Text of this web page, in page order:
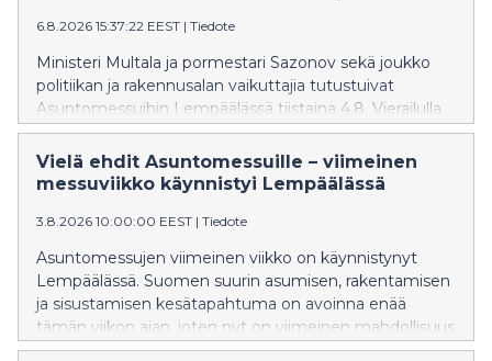
6.8.2026 15:37:22 EEST | Tiedote
Ministeri Multala ja pormestari Sazonov sekä joukko
politiikan ja rakennusalan vaikuttajia tutustuivat
Asuntomessuihin Lempäälässä tiistaina 4.8. Vierailulla
huomio kiinnittyi erityisesti pientaloasumisen
kysyntään, asuinalueiden suunnitteluun ja
rakentamisen ilmastoviisaisiin ratkaisuihin.
sunnuntaihin 9. elokuuta saakka.
Vielä ehdit Asuntomessuille – viimeinen
messuviikko käynnistyi Lempäälässä
3.8.2026 10:00:00 EEST | Tiedote
Asuntomessujen viimeinen viikko on käynnistynyt
Lempäälässä. Suomen suurin asumisen, rakentamisen
ja sisustamisen kesätapahtuma on avoinna enää
tämän viikon ajan, joten nyt on viimeinen mahdollisuus
tutustua tämän vuoden messukohteisiin ja